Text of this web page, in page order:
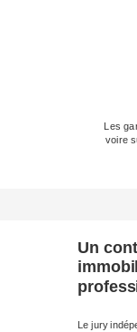
Les
voire
Un
Le jury